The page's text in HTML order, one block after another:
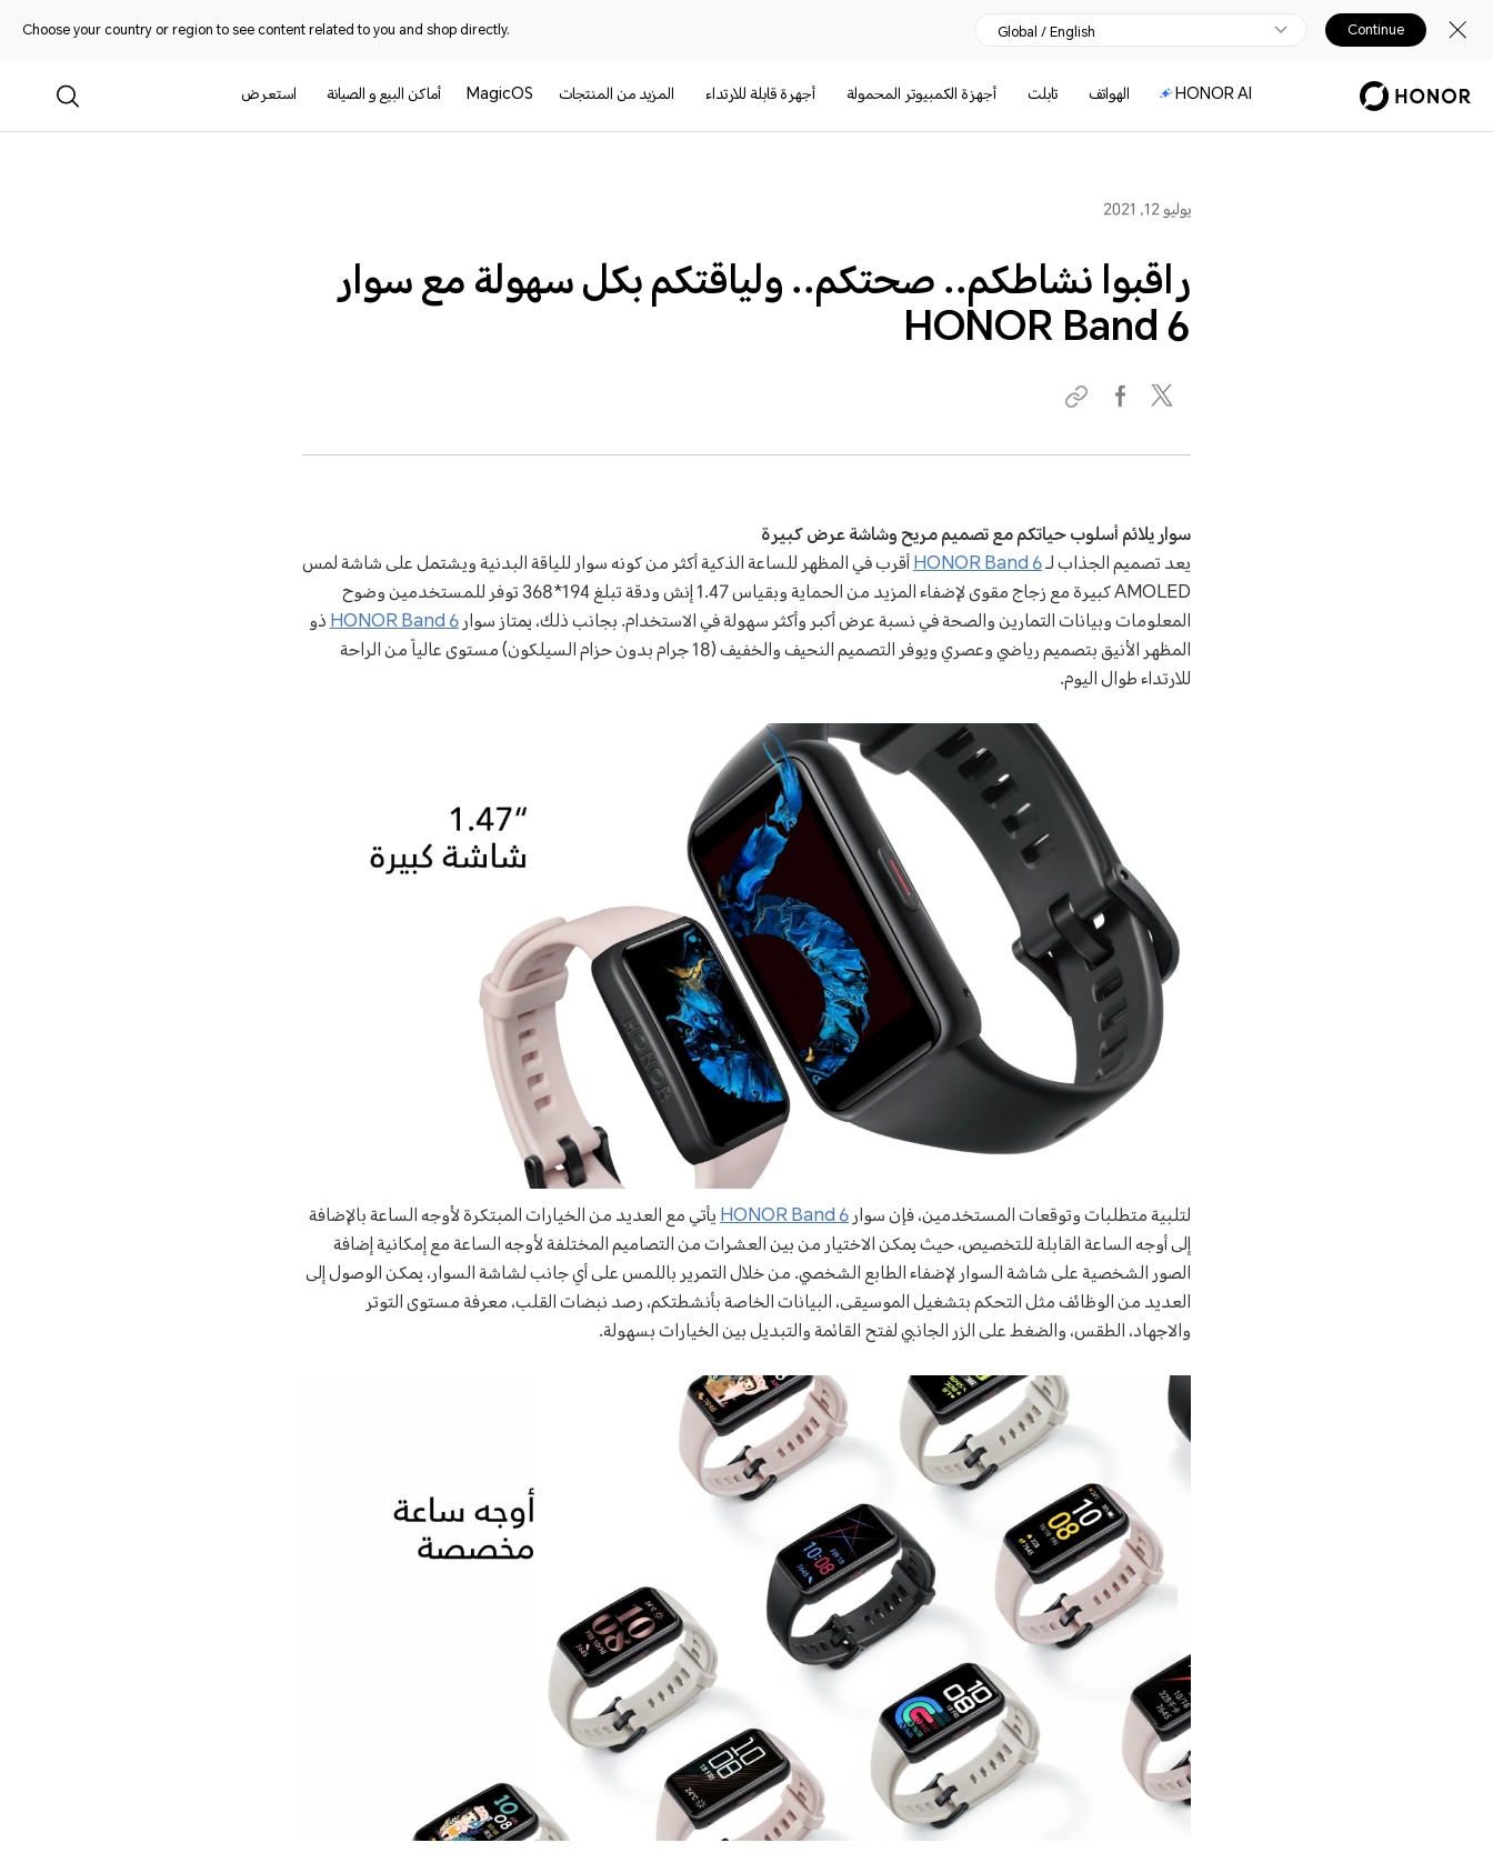
Choose your country or region to see content related to you and shop directly. Global / English Continue
HONOR AI الهواتف تابلت أجهزة الكمبيوتر المحمولة أجهرة قابلة للارتداء المزيد من المنتجات MagicOS أماكن البيع و الصيانة استعرض
يوليو 12, 2021
راقبوا نشاطكم.. صحتكم.. ولياقتكم بكل سهولة مع سوار
HONOR Band 6
سوار يلائم أسلوب حياتكم مع تصميم مريح وشاشة عرض كبيرة
يعد تصميم الجذاب لـHONOR Band 6أقرب في المظهر للساعة الذكية أكثر من كونه سوار للياقة البدنية ويشتمل على شاشة لمس
AMOLED كبيرة مع زجاج مقوى لإضفاء المزيد من الحماية وبقياس 1.47 إنش ودقة تبلغ 194*368 توفر للمستخدمين وضوح
المعلومات وبيانات التمارين والصحة في نسبة عرض أكبر وأكثر سهولة في الاستخدام. بجانب ذلك، يمتاز سوارHONOR Band 6ذو
المظهر الأنيق بتصميم رياضي وعصري ويوفر التصميم النحيف والخفيف (18 جرام بدون حزام السيلكون) مستوى عالياً من الراحة
للارتداء طوال اليوم.
لتلبية متطلبات وتوقعات المستخدمين، فإن سوارHONOR Band 6يأتي مع العديد من الخيارات المبتكرة لأوجه الساعة بالإضافة
إلى أوجه الساعة القابلة للتخصيص، حيث يمكن الاختيار من بين العشرات من التصاميم المختلفة لأوجه الساعة مع إمكانية إضافة
الصور الشخصية على شاشة السوار لإضفاء الطابع الشخصي. من خلال التمرير باللمس على أي جانب لشاشة السوار، يمكن الوصول إلى
العديد من الوظائف مثل التحكم بتشغيل الموسيقى، البيانات الخاصة بأنشطتكم، رصد نبضات القلب، معرفة مستوى التوتر
والاجهاد، الطقس، والضغط على الزر الجانبي لفتح القائمة والتبديل بين الخيارات بسهولة.